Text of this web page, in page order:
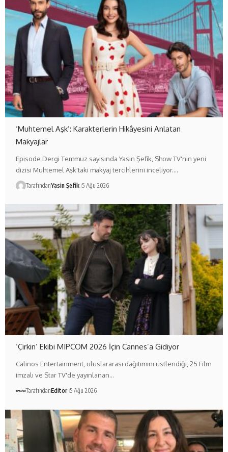
‘Muhtemel Aşk’: Karakterlerin Hikâyesini Anlatan
Makyajlar
Episode Dergi Temmuz sayısında Yasin Şefik, Show TV'nin yeni
dizisi Muhtemel Aşk'taki makyaj tercihlerini inceliyor.…
TarafındanYasin Şefik 5 Ağu 2026
‘Çirkin’ Ekibi MIPCOM 2026 İçin Cannes’a Gidiyor
Calinos Entertainment, uluslararası dağıtımını üstlendiği, 25 Film
imzalı ve Star TV'de yayınlanan…
TarafındanEditör 5 Ağu 2026